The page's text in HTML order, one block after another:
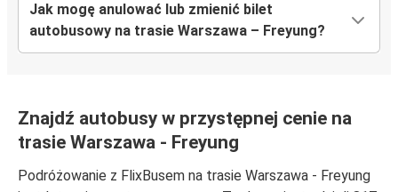
Jak mogę anulować lub zmienić bilet
autobusowy na trasie Warszawa – Freyung?
Znajdź autobusy w przystępnej cenie na
trasie Warszawa - Freyung
Podróżowanie z FlixBusem na trasie Warszawa - Freyung